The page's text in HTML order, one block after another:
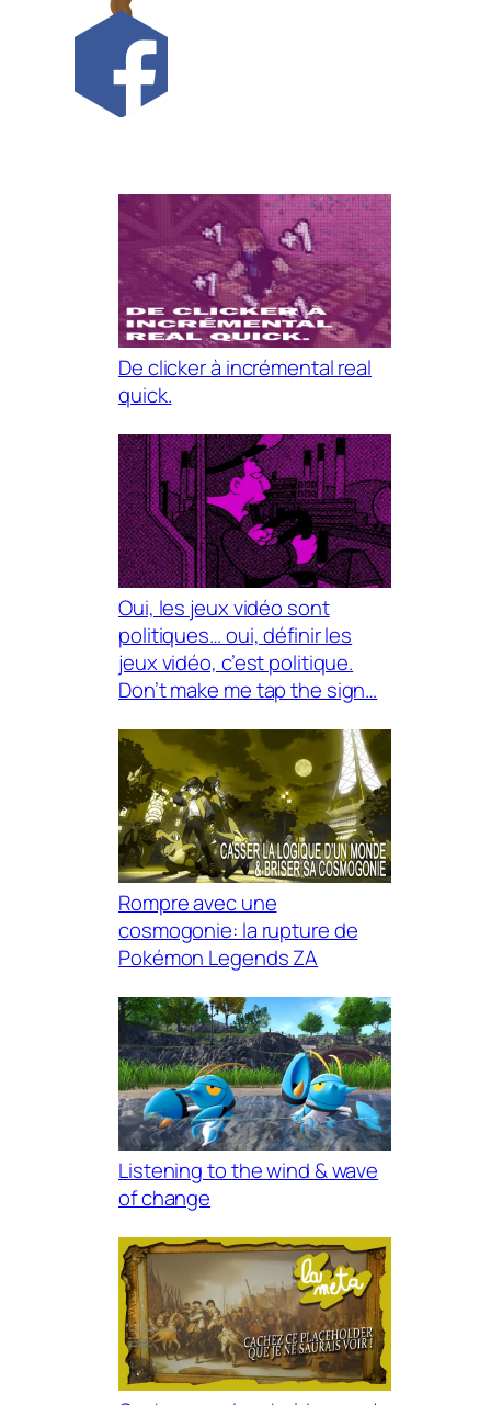
De clicker à incrémental real
quick.
Oui, les jeux vidéo sont
politiques… oui, définir les
jeux vidéo, c’est politique.
Don’t make me tap the sign…
Rompre avec une
cosmogonie: la rupture de
Pokémon Legends ZA
Listening to the wind & wave
of change